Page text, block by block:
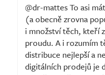
@dr-mattes To asi
(a obecně zrovna
i množství těch, kteří
proudu. A i rozumím
distribuce nejlepší a
digitálních prodejů je